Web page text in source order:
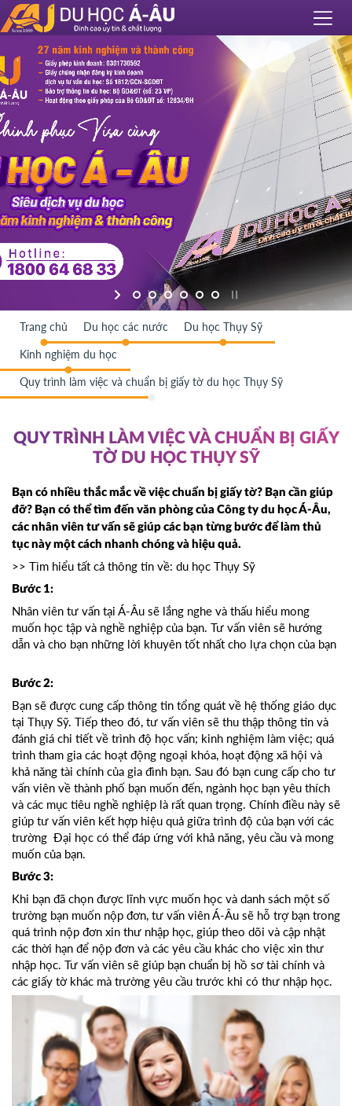
Trang chủ Du học các nước Du học Thụy Sỹ
Kinh nghiệm du học
Quy trình làm việc và chuẩn bị giấy tờ du học Thụy Sỹ
QUY TRÌNH LÀM VIỆC VÀ CHUẨN BỊ GIẤY
TỜ DU HỌC THỤY SỸ
Bạn có nhiều thắc mắc về việc chuẩn bị giấy tờ? Bạn cần giúp
đỡ? Bạn có thể tìm đến văn phòng của Công ty du học Á-Âu,
các nhân viên tư vấn sẽ giúp các bạn từng bước để làm thủ
tục này một cách nhanh chóng và hiệu quả.
>> Tìm hiểu tất cả thông tin về: du học Thụy Sỹ
Bước 1:
Nhân viên tư vấn tại Á-Âu sẽ lắng nghe và thấu hiểu mong
muốn học tập và nghề nghiệp của bạn. Tư vấn viên sẽ hướng
dẫn và cho bạn những lời khuyên tốt nhất cho lựa chọn của bạn
Bước 2:
Bạn sẽ được cung cấp thông tin tổng quát về hệ thống giáo dục
tại Thụy Sỹ. Tiếp theo đó, tư vấn viên sẽ thu thập thông tin và
đánh giá chi tiết về trình độ học vấn; kinh nghiệm làm việc; quá
trình tham gia các hoạt động ngoại khóa, hoạt động xã hội và
khả năng tài chính của gia đình bạn. Sau đó bạn cung cấp cho tư
vấn viên về thành phố bạn muốn đến, ngành học bạn yêu thích
và các mục tiêu nghề nghiệp là rất quan trọng. Chính điều này sẽ
giúp tư vấn viên kết hợp hiệu quả giữa trình độ của bạn với các
trường Đại học có thể đáp ứng với khả năng, yêu cầu và mong
muốn của bạn.
Bước 3:
Khi bạn đã chọn được lĩnh vực muốn học và danh sách một số
trường bạn muốn nộp đơn, tư vấn viên Á-Âu sẽ hỗ trợ bạn trong
quá trình nộp đơn xin thư nhập học, giúp theo dõi và cập nhật
các thời hạn để nộp đơn và các yêu cầu khác cho việc xin thư
nhập học. Tư vấn viên sẽ giúp bạn chuẩn bị hồ sơ tài chính và
các giấy tờ khác mà trường yêu cầu trước khi có thư nhập học.